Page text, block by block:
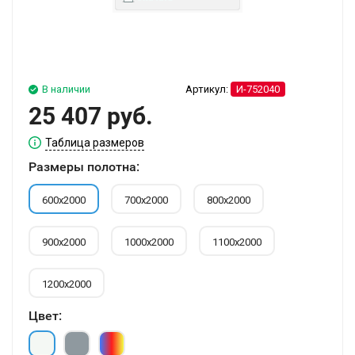
Артикул: И-752040
В наличии
25 407 руб.
Таблица размеров
Размеры полотна:
600х2000 700х2000 800х2000
900х2000 1000х2000 1100х2000
1200х2000
Цвет: